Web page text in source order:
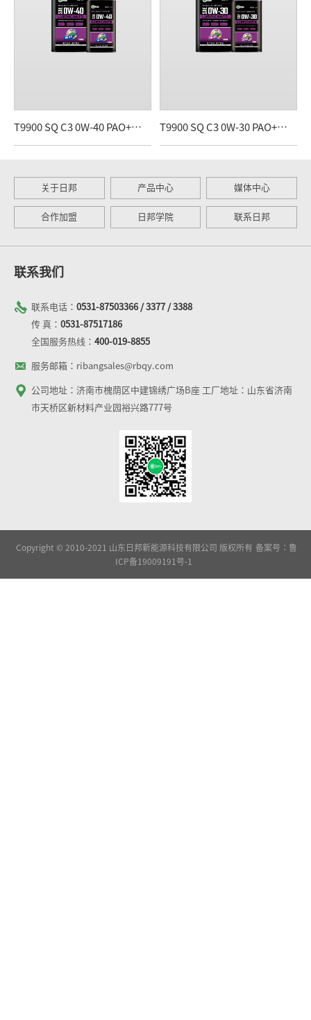
T9900 SQ C3 0W-40 PAO+酯类全合成 T9900 SQ C3 0W-30 PAO+酯类全合成
关于日邦 产品中心 媒体中心
合作加盟 日邦学院 联系日邦
联系我们
联系电话： 0531-87503366 / 3377 / 3388
传 真： 0531-87517186
全国服务热线： 400-019-8855
服务邮箱：ribangsales@rbqy.com
公司地址：济南市槐荫区中建锦绣广场B座 工厂地址：山东省济南
市天桥区新材料产业园裕兴路777号
Copyright © 2010-2021 山东日邦新能源科技有限公司 版权所有 备案号：鲁
ICP备19009191号-1